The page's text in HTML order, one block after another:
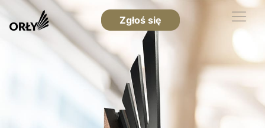
Zgłoś się